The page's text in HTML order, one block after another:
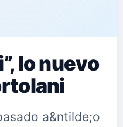
lo nuevo
a&ntilde;o